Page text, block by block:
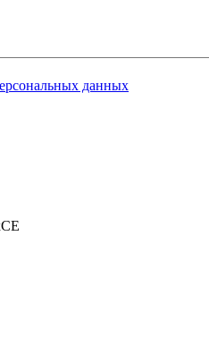
данных